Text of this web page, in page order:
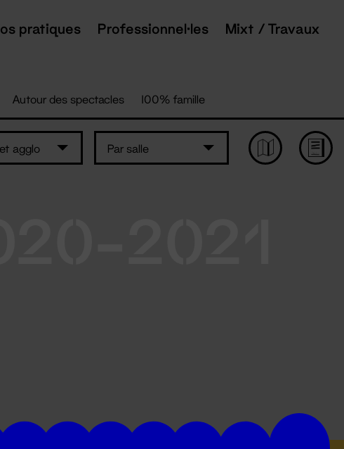
pratiques Professionnel·les Mixt / Travaux
Autour des spectacles 100% famille
agglo Par salle